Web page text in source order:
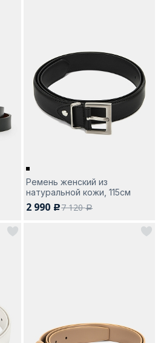
Ремень женский из
натуральной кожи, 115см
2 990 c7 120a